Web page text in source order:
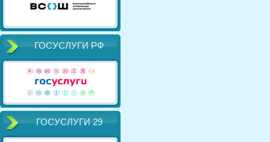
ГОСУСЛУГИ РФ
ГОСУСЛУГИ 29